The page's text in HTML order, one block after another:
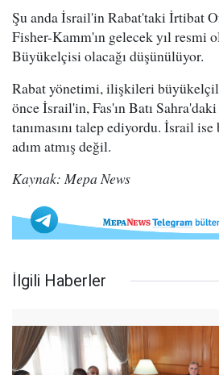
Şu anda İsrail'in Rabat'taki İrtibat
Fisher-Kamm'ın gelecek yıl resmi
Büyükelçisi olacağı düşünülüyor.
Rabat yönetimi, ilişkileri
önce İsrail'in, Fas'ın Batı
tanımasını talep ediyordu. İsrail
adım atmış değil.
Kaynak: Mepa News
İlgili Haberler